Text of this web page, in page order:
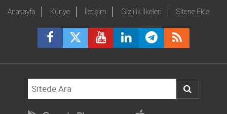
Anasayfa Künye İletişim Gizlilik İlkeleri Sitene Ekle